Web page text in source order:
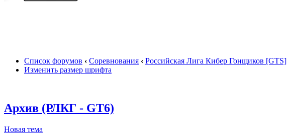
Список форумов ‹ Соревнования ‹ Российская Лига Кибер Гонщиков [GTS]
Изменить размер шрифта
Архив (РЛКГ - GT6)
Новая тема